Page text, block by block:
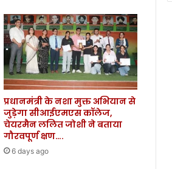
प्रधानमंत्री के नशा मुक्त अभियान से
जुड़ेगा सीआईएमएस कॉलेज,
चेयरमैन ललित जोशी ने बताया
गौरवपूर्ण क्षण….
6 days ago